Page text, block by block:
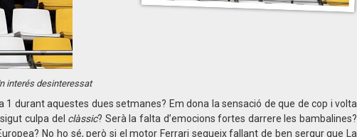
interés desinteressat
durant aquestes dues setmanes? Em dona la sensació de que de cop i volta
culpa del clàssic? Serà la falta d’emocions fortes darrere les bambalines?
No ho sé, però si el motor Ferrari segueix fallant de ben sergur que La